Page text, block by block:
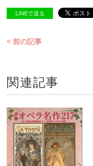
LINEで送る
< 前の記事
関連記事